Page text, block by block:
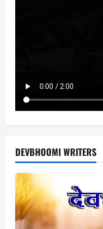
DEVBHOOMI WRITERS